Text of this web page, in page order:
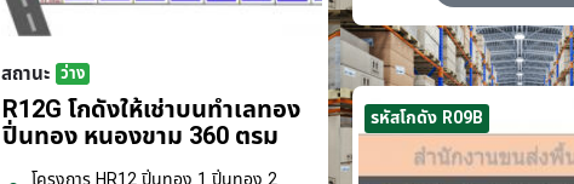
สถานะ ว่าง
R12G โกดังให้เช่าบนทำเลทอง
ปิ่นทอง หนองขาม 360 ตรม
รหัสโกดัง R09B